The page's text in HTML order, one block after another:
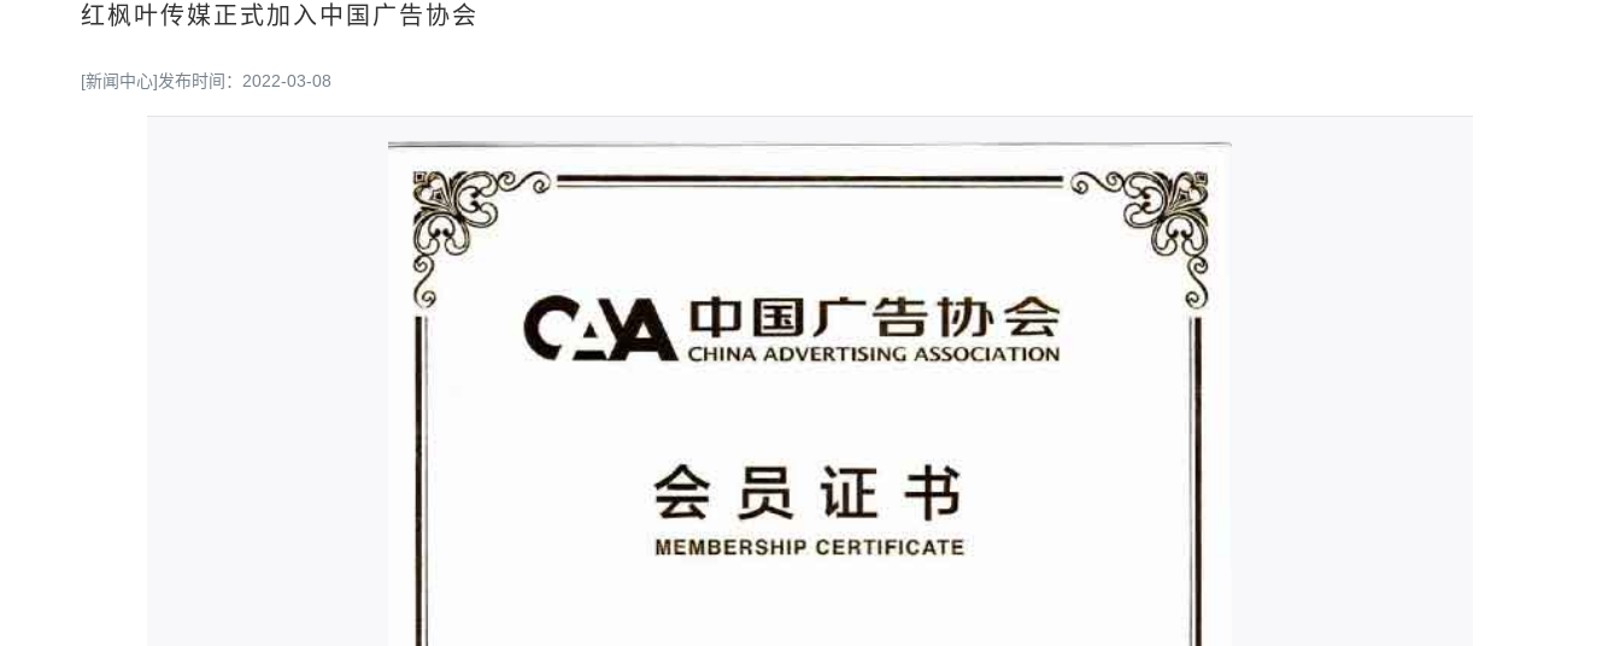
红枫叶传媒正式加入中国广告协会
[新闻中心]发布时间：2022-03-08